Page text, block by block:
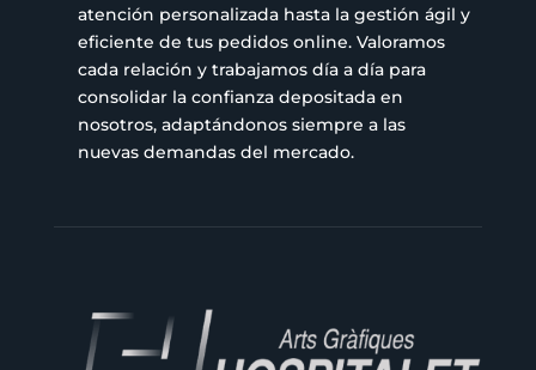
atención personalizada hasta la gestión ágil y
eficiente de tus pedidos online. Valoramos
cada relación y trabajamos día a día para
consolidar la confianza depositada en
nosotros, adaptándonos siempre a las
nuevas demandas del mercado.